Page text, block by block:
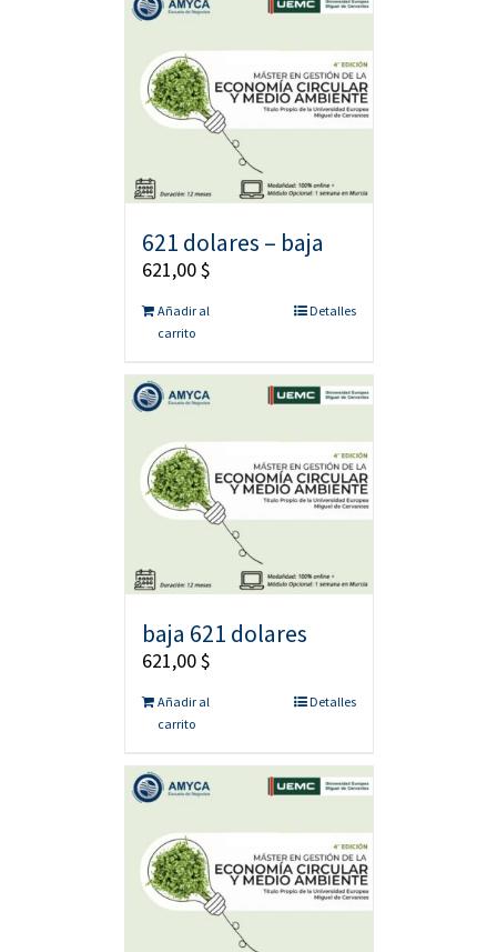
621 dolares – baja
621,00$
Añadir al
carrito
Detalles
baja 621 dolares
621,00$
Añadir al
carrito
Detalles